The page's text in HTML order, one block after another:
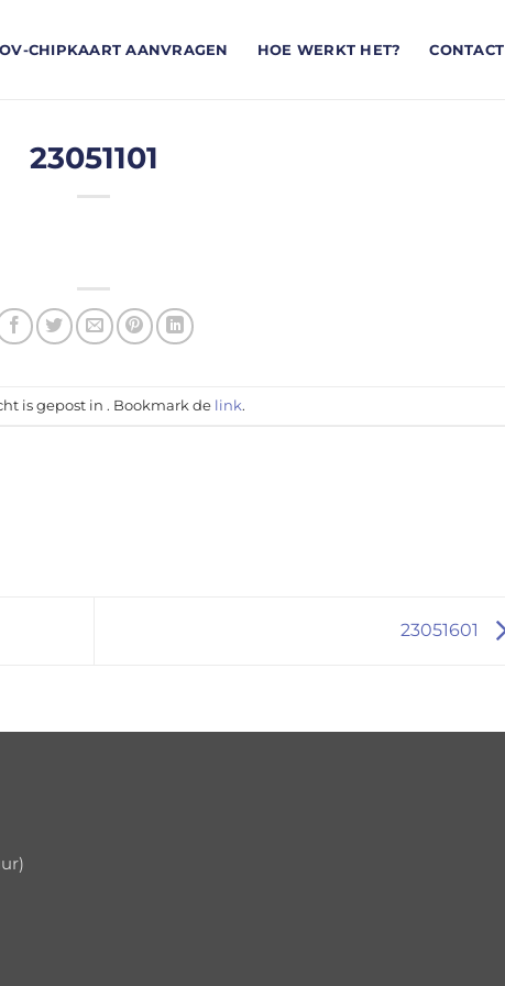
OV-CHIPKAART AANVRAGEN HOE WERKT HET? CONTACT
23051101
is gepost in . Bookmark de link.
23051601